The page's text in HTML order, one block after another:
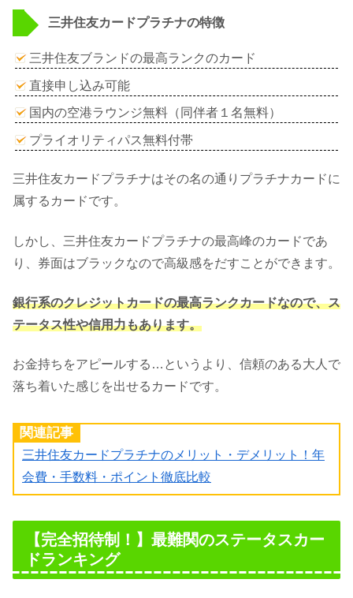
三井住友カードプラチナの特徴
三井住友ブランドの最高ランクのカード
直接申し込み可能
国内の空港ラウンジ無料（同伴者１名無料）
プライオリティパス無料付帯
三井住友カードプラチナはその名の通りプラチナカードに
属するカードです。
しかし、三井住友カードプラチナの最高峰のカードであ
り、券面はブラックなので高級感をだすことができます。
銀行系のクレジットカードの最高ランクカードなので、ス
テータス性や信用力もあります。
お金持ちをアピールする…というより、信頼のある大人で
落ち着いた感じを出せるカードです。
関連記事
三井住友カードプラチナのメリット・デメリット！年
会費・手数料・ポイント徹底比較
【完全招待制！】最難関のステータスカー
ドランキング